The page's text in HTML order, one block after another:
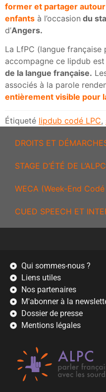
former et partager
enfants à l’occasion du
d’Angers.
La LfPC (langue
accompagne ce lipdub est
de la langue française.
associés à la parole
entièrement visible pour
Étiqueté lipdub codé LPC,
DROITS ET
STAGE D’ÉTÉ DE L’ALPC
WECA (Week-End
CUED SPEECH ET
Qui sommes-nous ?
Liens utiles
Nos partenaires
M'abonner à la
Dossier de presse
Mentions légales